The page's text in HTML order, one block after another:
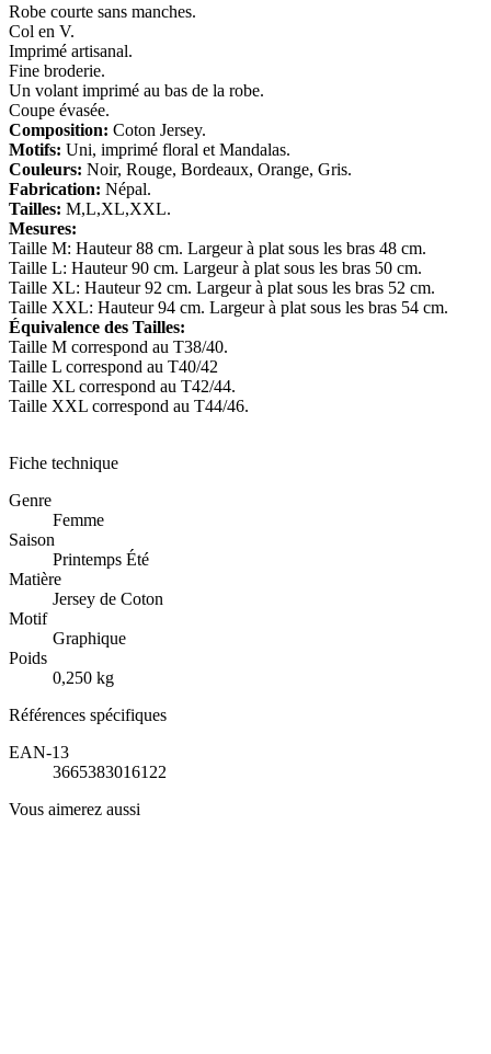
Robe courte sans manches.
Col en V.
Imprimé artisanal.
Fine broderie.
Un volant imprimé au bas de la robe.
Coupe évasée.
Composition: Coton Jersey.
Motifs: Uni, imprimé floral et Mandalas.
Couleurs: Noir, Rouge, Bordeaux, Orange, Gris.
Fabrication: Népal.
Tailles: M,L,XL,XXL.
Mesures:
Taille M: Hauteur 88 cm. Largeur à plat sous les bras 48 cm.
Taille L: Hauteur 90 cm. Largeur à plat sous les bras 50 cm.
Taille XL: Hauteur 92 cm. Largeur à plat sous les bras 52 cm.
Taille XXL: Hauteur 94 cm. Largeur à plat sous les bras 54 cm.
Équivalence des Tailles:
Taille M correspond au T38/40.
Taille L correspond au T40/42
Taille XL correspond au T42/44.
Taille XXL correspond au T44/46.
Fiche technique
Genre
Femme
Saison
Printemps Été
Matière
Jersey de Coton
Motif
Graphique
Poids
0,250 kg
Références spécifiques
EAN-13
3665383016122
Vous aimerez aussi